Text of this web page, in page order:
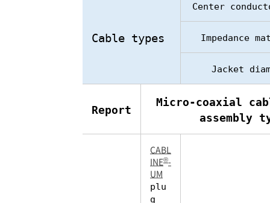
Cable types
Center
Impedance
Jacket
Report
Micro-coaxial
assembly
CABL
INE®-
UM
plu
g